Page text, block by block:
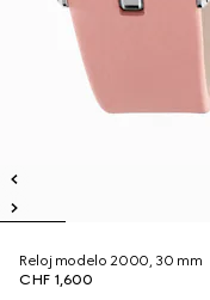
Reloj modelo 2000, 30 mm
CHF 1,600